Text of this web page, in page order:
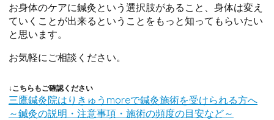
お身体のケアに鍼灸という選択肢があること、身体は変え
ていくことが出来るということをもっと知ってもらいたい
と思います。
お気軽にご相談ください。
↓こちらもご確認ください
三鷹鍼灸院はりきゅうmoreで鍼灸施術を受けられる方へ
～鍼灸の説明・注意事項・施術の頻度の目安など～